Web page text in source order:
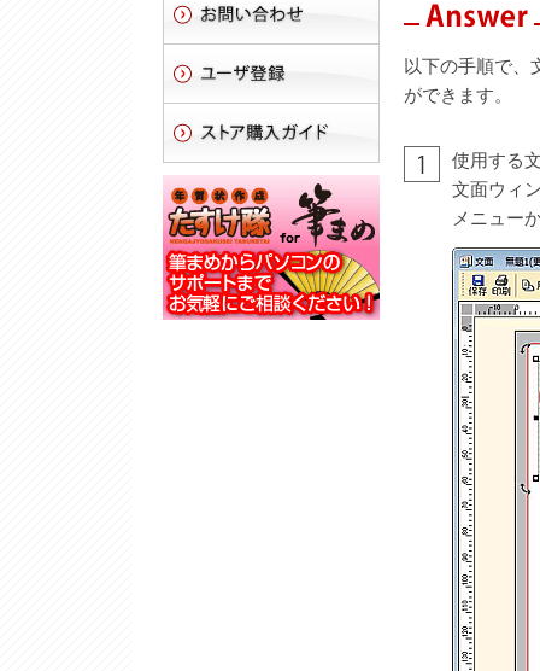
以下の手順で、
ができます。
使用する
文面ウィ
メニュー